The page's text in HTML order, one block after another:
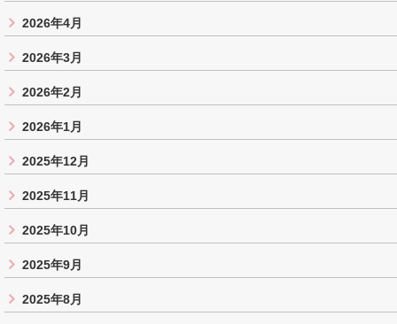
2026年4月
2026年3月
2026年2月
2026年1月
2025年12月
2025年11月
2025年10月
2025年9月
2025年8月